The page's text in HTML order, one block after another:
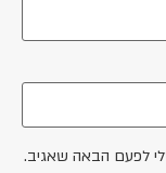
לפעם הבאה שאגיב.